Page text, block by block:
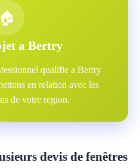
🏠
a Bertry
qualifie a Bertry
en relation avec les
de votre region.
devis de fenêtres